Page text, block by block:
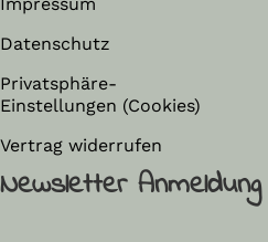
Datenschutz
Privatsphäre-
Einstellungen (Cookies)
Vertrag widerrufen
Newsletter Anmeldung